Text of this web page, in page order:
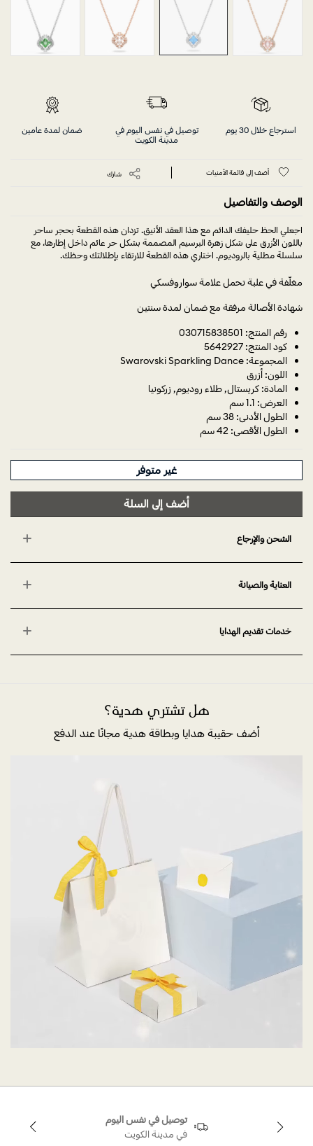
استرجاع خلال 30 يوم
توصيل في نفس اليوم في
مدينة الكويت
ضمان لمدة عامين
أضف إلى قائمة الأمنيات شارك
الوصف والتفاصيل
اجعلي الحظ حليفك الدائم مع هذا العقد الأنيق. تزدان هذه القطعة بحجر ساحر
باللون الأزرق على شكل زهرة البرسيم المصممة بشكل حر عائم داخل إطارها، مع
سلسلة مطلية بالروديوم. اختاري هذه القطعة للارتقاء بإطلالتك وحظك.
مغلّفة في علبة تحمل علامة سواروفسكي
شهادة الأصالة مرفقة مع ضمان لمدة سنتين
رقم المنتج: 030715838501
كود المنتج: 5642927
المجموعة: Swarovski Sparkling Dance
اللون: أزرق
المادة: كريستال, طلاء روديوم, زركونيا
العرض: 1.1 سم
الطول الأدنى: 38 سم
الطول الأقصى: 42 سم
غير متوفر
أضف إلى السلة
الشحن والإرجاع
العناية والصيانة
خدمات تقديم الهدايا
هل تشتري هدية؟
أضف حقيبة هدايا وبطاقة هدية مجانًا عند الدفع
توصيل في نفس اليوم
في مدينة الكويت